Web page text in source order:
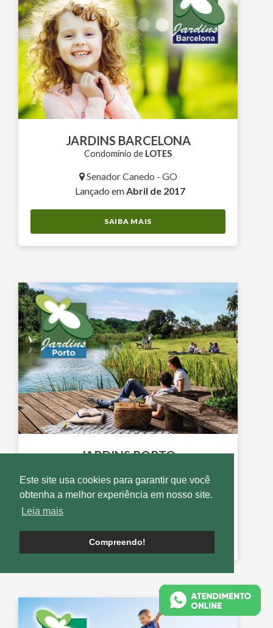
Este site usa cookies para garantir que você
obtenha a melhor experiência em nosso site.
Leia mais
Compreendo!
JARDINS BARCELONA
Condomínio de LOTES
Senador Canedo - GO
Lançado emAbril de 2017
SAIBA MAIS
JARDINS PORTO
Senador Canedo - GO